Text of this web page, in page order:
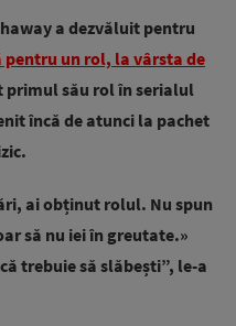
a dezvăluit pentru
pentru un rol, la vârsta de
primul său rol în serialul
încă de atunci la pachet
ai obținut rolul. Nu spun
să nu iei în greutate.»
trebuie să slăbești”, le-a